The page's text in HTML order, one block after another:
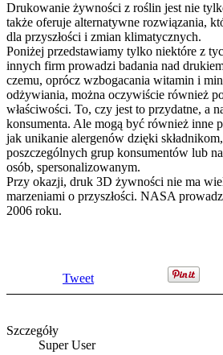
Drukowanie żywności z roślin jest nie
także oferuje alternatywne rozwiązania,
dla przyszłości i zmian klimatycznych.
Poniżej przedstawiamy tylko niektóre z
innych firm prowadzi badania nad
czemu, oprócz wzbogacania witamin i
odżywiania, można oczywiście również
właściwości. To, czy jest to przydatne, a
konsumenta. Ale mogą być również inne
jak unikanie alergenów dzięki
poszczególnych grup konsumentów lub
osób, spersonalizowanym.
Przy okazji, druk 3D żywności nie ma
marzeniami o przyszłości. NASA
2006 roku.
Tweet
Szczegóły
Super User